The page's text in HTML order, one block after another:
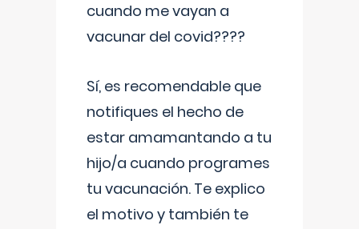
cuando me vayan a
vacunar del covid????
Sí, es recomendable que
notifiques el hecho de
estar amamantando a tu
hijo/a cuando programes
tu vacunación. Te explico
el motivo y también te